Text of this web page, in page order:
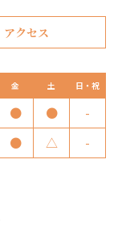
アクセス
金 土 日・祝
● ● -
● △ -